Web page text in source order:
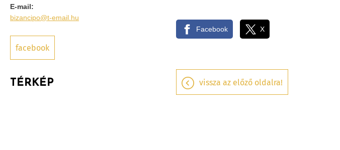
E-mail:
bizancipo@t-email.hu
facebook
TÉRKÉP
Facebook X
vissza az előző oldalra!